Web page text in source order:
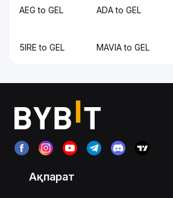
AEG to GEL ADA to GEL
5IRE to GEL MAVIA to GEL
Ақпарат